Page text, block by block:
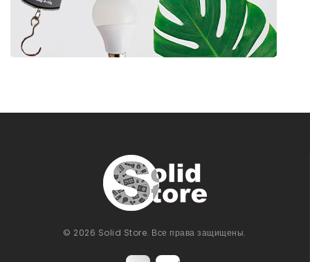
© 2026 Solid Store. Все права защищены.